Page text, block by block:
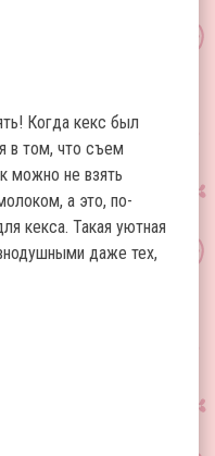
Когда кекс был
в том, что съем
можно не взять
а это, по-
кекса. Такая уютная
даже тех,